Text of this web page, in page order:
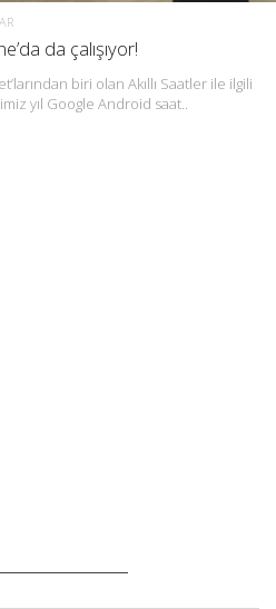
da çalışıyor!
biri olan Akıllı Saatler ile ilgili
yıl Google Android saat..